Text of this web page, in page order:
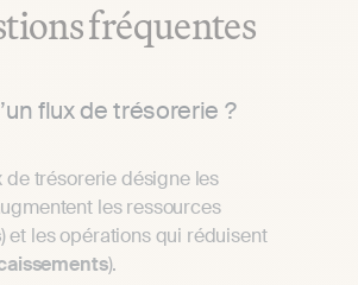
fréquentes
flux de trésorerie ?
de trésorerie désigne les
les ressources
) et les opérations qui réduisent
).